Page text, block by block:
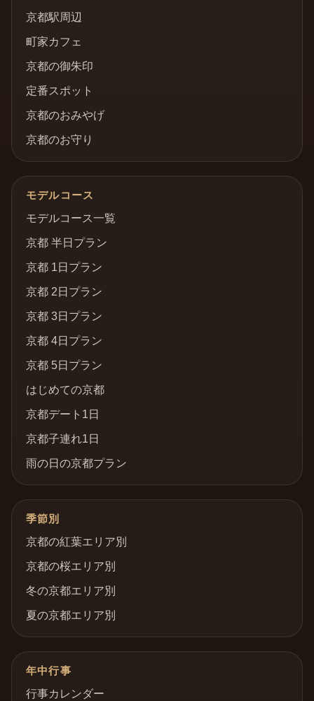
京都駅周辺
町家カフェ
京都の御朱印
定番スポット
京都のおみやげ
京都のお守り
モデルコース
モデルコース一覧
京都 半日プラン
京都 1日プラン
京都 2日プラン
京都 3日プラン
京都 4日プラン
京都 5日プラン
はじめての京都
京都デート1日
京都子連れ1日
雨の日の京都プラン
季節別
京都の紅葉エリア別
京都の桜エリア別
冬の京都エリア別
夏の京都エリア別
年中行事
行事カレンダー